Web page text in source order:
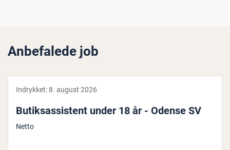
Anbefalede job
Indrykket:8. august 2026
Bu­tiksas­si­stent under 18 år - Odense SV
Netto